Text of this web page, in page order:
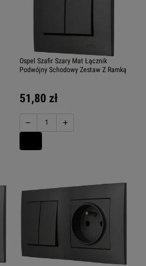
Ospel Szafir Szary Mat Łącznik
Podwójny Schodowy Zestaw Z Ramką
51,80 zł
− +